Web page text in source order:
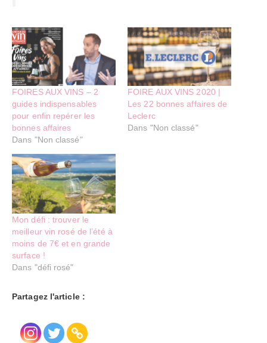
FOIRES AUX VINS – 2
guides indispensables
pour enfin repérer les
bonnes affaires
Dans "Non classé"
FOIRE AUX VINS 2020 |
Les 22 bonnes affaires de
Leclerc
Dans "Non classé"
Mon défi : trouver le
meilleur vin rosé de l’été à
moins de 7€ et en grande
surface !
Dans "défi rosé"
Partagez l'article :